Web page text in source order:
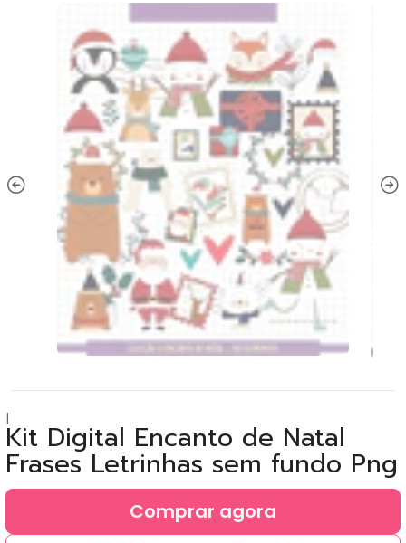
Kit Digital Encanto de Natal
Frases Letrinhas sem fundo Png
Comprar agora